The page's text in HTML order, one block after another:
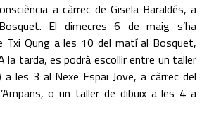
a càrrec de Gisela Baraldés, a
El dimecres 6 de maig s’ha
Txi Qung a les 10 del matí al Bosquet,
la tarda, es podrà escollir entre un taller
a les 3 al Nexe Espai Jove, a càrrec del
o un taller de dibuix a les 4 a